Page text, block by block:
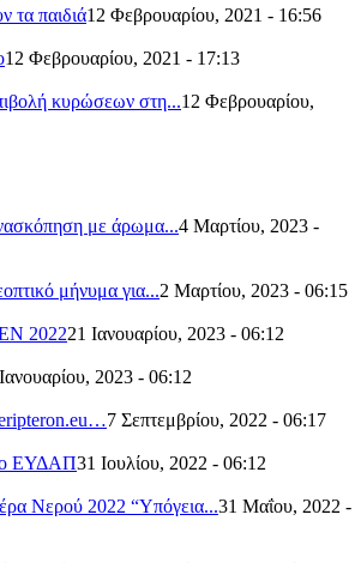
τα παιδιά12 Φεβρουαρίου, 2021 - 16:56
12 Φεβρουαρίου, 2021 - 17:13
κυρώσεων στη...12 Φεβρουαρίου,
με άρωμα...4 Μαρτίου, 2023 -
μήνυμα για...2 Μαρτίου, 2023 - 06:15
202221 Ιανουαρίου, 2023 - 06:12
2023 - 06:12
7 Σεπτεμβρίου, 2022 - 06:17
ΕΥΔΑΠ31 Ιουλίου, 2022 - 06:12
Νερού 2022 “Υπόγεια...31 Μαΐου, 2022 -